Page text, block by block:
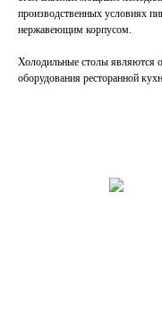
производственных условиях
нержавеющим корпусом.
Холодильные столы являются
оборудования ресторанной